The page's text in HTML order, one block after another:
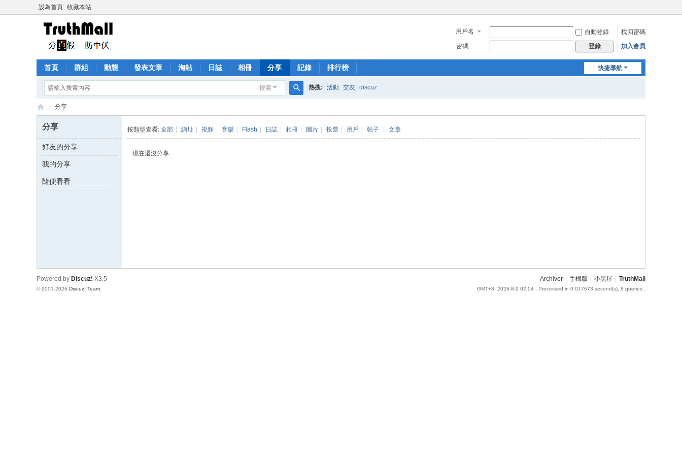
設為首頁 收藏本站
用戶名 自動登錄
找回密碼
密碼
登錄 加入會員
快捷導航
首頁 群組 動態 發表文章 淘帖 日誌 相冊 分享 記錄 排行榜
搜索
索
熱搜: 活動 交友 discuz
h
M
all
› 分享
分享
好友的分享
我的分享
隨便看看
按類型查看: 全部 網址 視頻 音樂 Flash 日誌 相冊 圖片 投票 用戶 帖子 文章
現在還沒分享
Archiver 手機版 小黑屋 TruthMall
GMT+8, 2026-8-9 02:04 , Processed in 0.017673 second(s), 8 queries .
Powered by Discuz! X3.5
© 2001-2026 Discuz! Team